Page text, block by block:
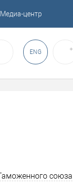
Медиа-центр
ENG ✚
союза